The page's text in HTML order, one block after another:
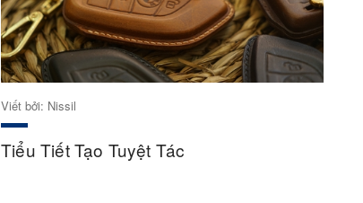
Viết bởi: Nissil
Tiểu Tiết Tạo Tuyệt Tác